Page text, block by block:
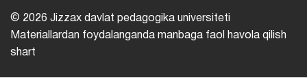
© 2026 Jizzax davlat pedagogika universiteti
Materiallardan foydalanganda manbaga faol havola qilish
shart